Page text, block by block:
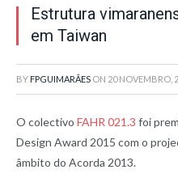
Estrutura
em Taiwan
BY FPGUIMARÃES ON 20 NOVEMBRO,
O colectivo FAHR 021.3 foi
Design Award 2015 com o
âmbito do Acorda 2013.